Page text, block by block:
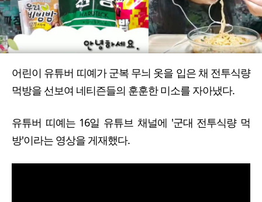
어린이 유튜버 띠예가 군복 무늬 옷을 입은 채 전투식량
먹방을 선보여 네티즌들의 훈훈한 미소를 자아냈다.
유튜버 띠예는 16일 유튜브 채널에 '군대 전투식량 먹
방'이라는 영상을 게재했다.